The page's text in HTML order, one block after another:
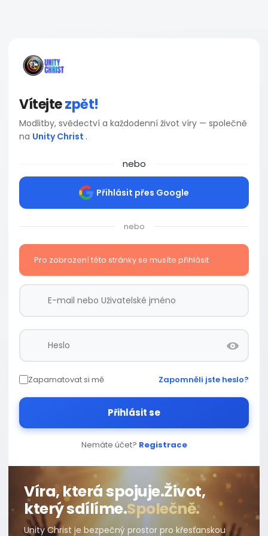
Vítejtezpět!
Modlitby, svědectví a každodenní život víry — společně
na Unity Christ .
nebo
Přihlásit přes Google
nebo
Pro zobrazení této stránky se musíte přihlásit
Zapamatovat si mě Zapomněli jste heslo?
Přihlásit se
Nemáte účet? Registrace
Víra, která spojuje.Život,
který sdílíme.Společně.
Unity Christ je bezpečný prostor pro křesťanskou